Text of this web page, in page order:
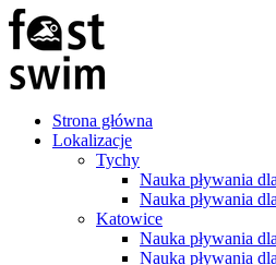
Strona główna
Lokalizacje
Tychy
Nauka pływania
Nauka pływania
Katowice
Nauka pływania
Nauka pływania